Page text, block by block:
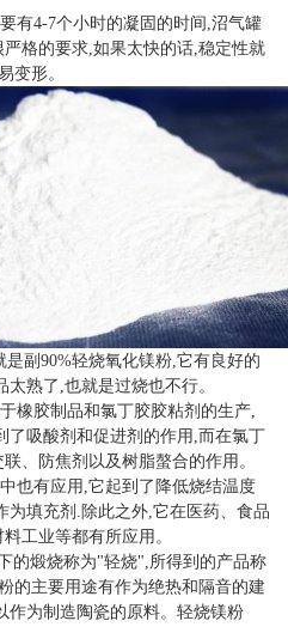
4-7个小时的凝固的时间,沼气罐
格的要求,如果太快的话,稳定性就
变形。
副90%轻烧氧化镁粉,它有良好的
熟了,也就是过烧也不行。
胶制品和氯丁胶胶粘剂的生产,
了吸酸剂和促进剂的作用,而在氯丁
、防焦剂以及树脂螯合的作用。
有应用,它起到了降低烧结温度
为填充剂.除此之外,它在医药、食品
工业等都有所应用。
的煅烧称为"轻烧",所得到的产品称
的主要用途有作为绝热和隔音的建
作为制造陶瓷的原料。轻烧镁粉